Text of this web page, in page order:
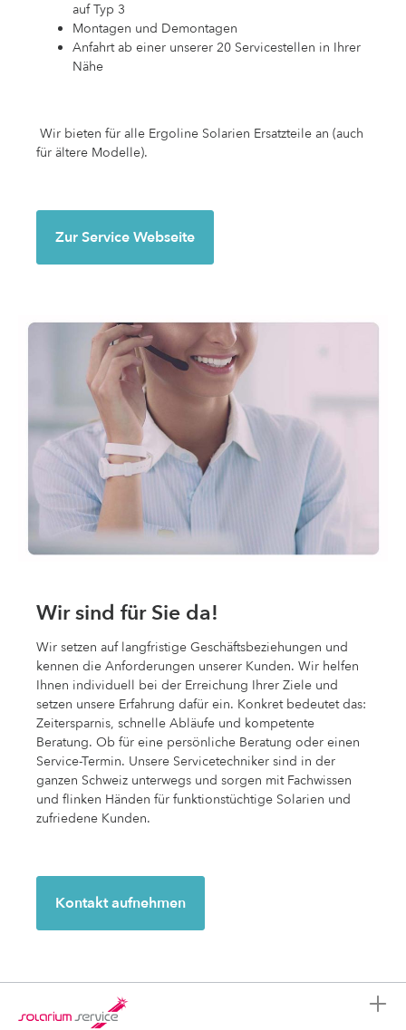
auf Typ 3
Montagen und Demontagen
Anfahrt ab einer unserer 20 Servicestellen in Ihrer
Nähe ​
Wir bieten für alle Ergoline Solarien Ersatzteile an (auch
für ältere Modelle).
Zur Service Webseite
Wir sind für Sie da!
Wir setzen auf langfristige Geschäftsbeziehungen und
kennen die Anforderungen unserer Kunden. Wir helfen
Ihnen individuell bei der Erreichung Ihrer Ziele und
setzen unsere Erfahrung dafür ein. Konkret bedeutet das:
Zeitersparnis, schnelle Abläufe und kompetente
Beratung. Ob für eine persönliche Beratung oder einen
Service-Termin. Unsere Servicetechniker sind in der
ganzen Schweiz unterwegs und sorgen mit Fachwissen
und flinken Händen für funktionstüchtige Solarien und
zufriedene Kunden.
Kontakt aufnehmen